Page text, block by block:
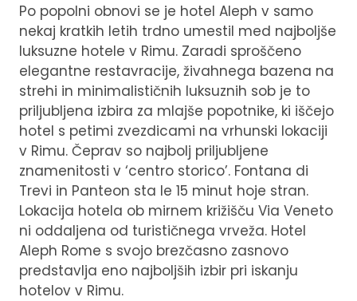
Po popolni obnovi se je hotel Aleph v samo
nekaj kratkih letih trdno umestil med najboljše
luksuzne hotele v Rimu. Zaradi sproščeno
elegantne restavracije, živahnega bazena na
strehi in minimalističnih luksuznih sob je to
priljubljena izbira za mlajše popotnike, ki iščejo
hotel s petimi zvezdicami na vrhunski lokaciji
v Rimu. Čeprav so najbolj priljubljene
znamenitosti v ‘centro storico’. Fontana di
Trevi in ​​Panteon sta le 15 minut hoje stran.
Lokacija hotela ob mirnem križišču Via Veneto
ni oddaljena od turističnega vrveža. Hotel
Aleph Rome s svojo brezčasno zasnovo
predstavlja eno najboljših izbir pri iskanju
hotelov v Rimu.